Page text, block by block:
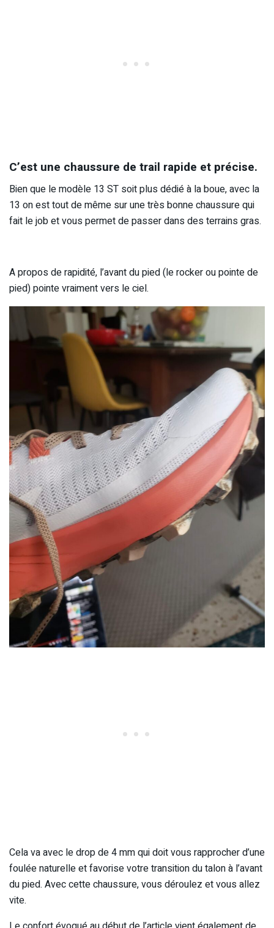
C’est une chaussure de trail rapide et précise.
Bien que le modèle 13 ST soit plus dédié à la boue, avec la
13 on est tout de même sur une très bonne chaussure qui
fait le job et vous permet de passer dans des terrains gras.
A propos de rapidité, l’avant du pied (le rocker ou pointe de
pied) pointe vraiment vers le ciel.
Cela va avec le drop de 4 mm qui doit vous rapprocher d’une
foulée naturelle et favorise votre transition du talon à l’avant
du pied. Avec cette chaussure, vous déroulez et vous allez
vite.